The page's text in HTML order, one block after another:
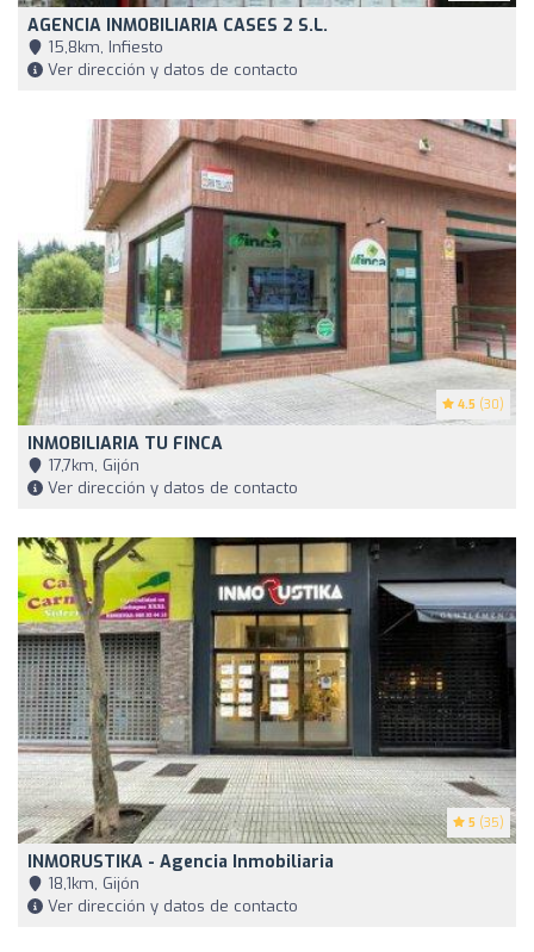
AGENCIA INMOBILIARIA CASES 2 S.L.
15,8km, Infiesto
Ver dirección y datos de contacto
4.5 (30)
INMOBILIARIA TU FINCA
17,7km, Gijón
Ver dirección y datos de contacto
5 (35)
INMORUSTIKA - Agencia Inmobiliaria
18,1km, Gijón
Ver dirección y datos de contacto